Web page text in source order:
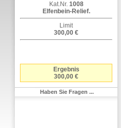
Kat.Nr. 1008
Elfenbein-Relief.
Limit
300,00 €
Ergebnis
300,00 €
Haben Sie Fragen ...